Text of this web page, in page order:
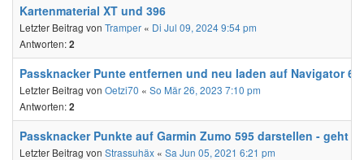
Kartenmaterial XT und 396
Letzter Beitrag von Tramper « Di Jul 09, 2024 9:54 pm
Antworten:2
Passknacker Punte entfernen und neu laden auf Navigator 6
Letzter Beitrag von Oetzi70 « So Mär 26, 2023 7:10 pm
Antworten:2
Passknacker Punkte auf Garmin Zumo 595 darstellen - geht
Letzter Beitrag von Strassuhäx « Sa Jun 05, 2021 6:21 pm